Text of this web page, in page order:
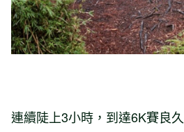
連續陡上3小時，到達6K賽良